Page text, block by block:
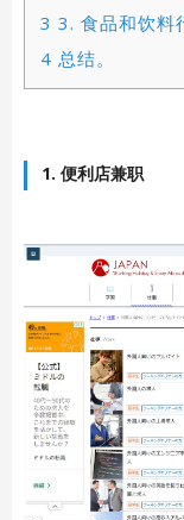
3 3. 食品和饮料
4 总结。
1. 便利店兼职